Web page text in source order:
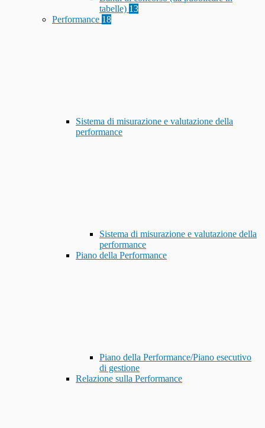
tabelle) 13
Performance 18
Sistema di misurazione e valutazione della
performance
Sistema di misurazione e valutazione della
performance
Piano della Performance
Piano della Performance/Piano esecutivo
di gestione
Relazione sulla Performance